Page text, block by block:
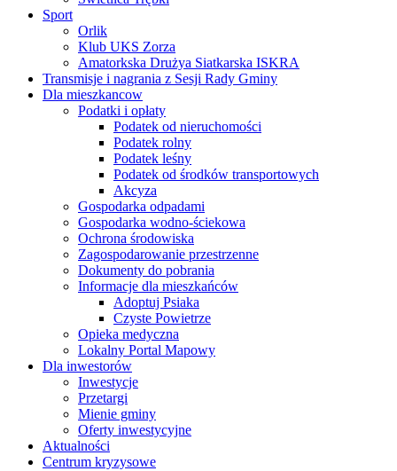
Sport
Orlik
Klub UKS Zorza
Amatorkska Drużya Siatkarska ISKRA
Transmisje i nagrania z Sesji Rady Gminy
Dla mieszkancow
Podatki i opłaty
Podatek od nieruchomości
Podatek rolny
Podatek leśny
Podatek od środków transportowych
Akcyza
Gospodarka odpadami
Gospodarka wodno-ściekowa
Ochrona środowiska
Zagospodarowanie przestrzenne
Dokumenty do pobrania
Informacje dla mieszkańców
Adoptuj Psiaka
Czyste Powietrze
Opieka medyczna
Lokalny Portal Mapowy
Dla inwestorów
Inwestycje
Przetargi
Mienie gminy
Oferty inwestycyjne
Aktualności
Centrum kryzysowe